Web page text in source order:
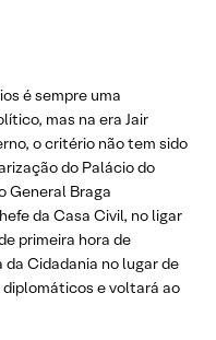
é sempre uma
mas na era Jair
o critério não tem sido
do Palácio do
General Braga
da Casa Civil, no ligar
primeira hora de
Cidadania no lugar de
diplomáticos e voltará ao